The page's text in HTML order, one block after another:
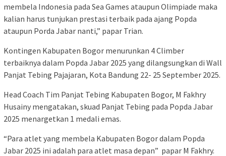
membela Indonesia pada Sea Games ataupun Olimpiade maka
kalian harus tunjukan prestasi terbaik pada ajang Popda
ataupun Porda Jabar nanti,” papar Trian.
Kontingen Kabupaten Bogor menurunkan 4 Climber
terbaiknya dalam Popda Jabar 2025 yang dilangsungkan di Wall
Panjat Tebing Pajajaran, Kota Bandung 22- 25 September 2025.
Head Coach Tim Panjat Tebing Kabupaten Bogor, M Fakhry
Husainy mengatakan, skuad Panjat Tebing pada Popda Jabar
2025 menargetkan 1 medali emas.
“Para atlet yang membela Kabupaten Bogor dalam Popda
Jabar 2025 ini adalah para atlet masa depan” papar M Fakhry.